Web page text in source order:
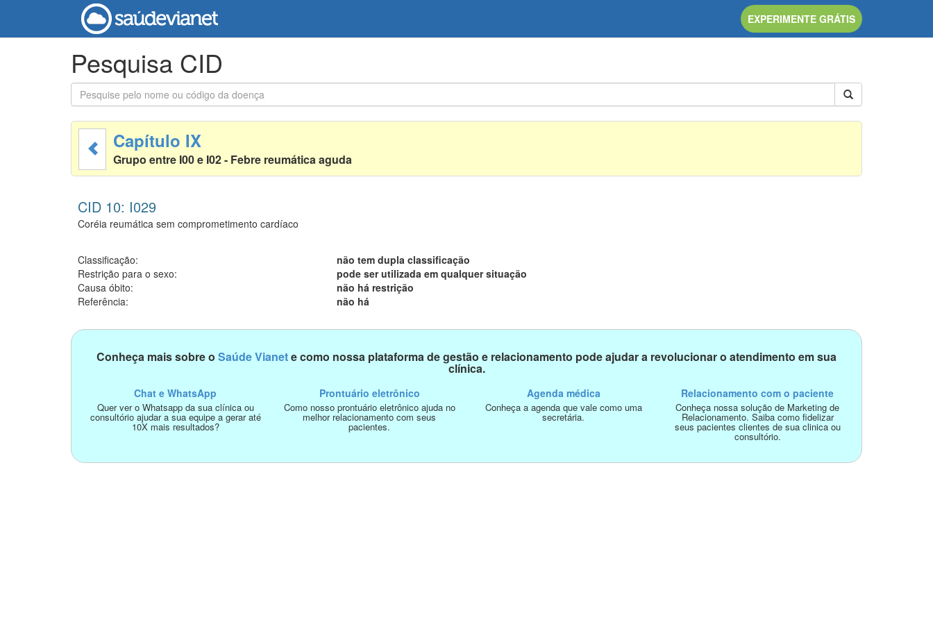
EXPERIMENTE GRÁTIS
Pesquisa CID
Capítulo IX
Grupo entre I00 e I02 - Febre reumática aguda
CID 10: I029
Coréia reumática sem comprometimento cardíaco
Classificação:
não tem dupla classificação
Restrição para o sexo:
pode ser utilizada em qualquer situação
Causa óbito:
não há restrição
Referência:
não há
Conheça mais sobre o Saúde Vianete como nossa plataforma de gestão e relacionamento pode ajudar a revolucionar o atendimento em sua
clínica.
Chat e WhatsApp
Quer ver o Whatsapp da sua clínica ou
consultório ajudar a sua equipe a gerar até
10X mais resultados?
Prontuário eletrônico
Como nosso prontuário eletrônico ajuda no
melhor relacionamento com seus
pacientes.
Agenda médica
Conheça a agenda que vale como uma
secretária.
Relacionamento com o paciente
Conheça nossa solução de Marketing de
Relacionamento. Saiba como fidelizar
seus pacientes clientes de sua clinica ou
consultório.